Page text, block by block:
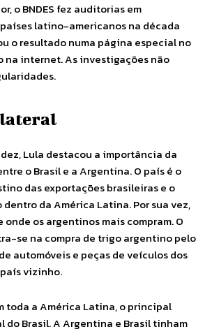
o BNDES fez auditorias em
latino-americanos na década
o resultado numa página especial no
internet. As investigações não
Lula destacou a importância da
o Brasil e a Argentina. O país é o
das exportações brasileiras e o
da América Latina. Por sua vez,
onde os argentinos mais compram. O
se na compra de trigo argentino pelo
automóveis e peças de veículos dos
vizinho.
toda a América Latina, o principal
do Brasil. A Argentina e Brasil tinham